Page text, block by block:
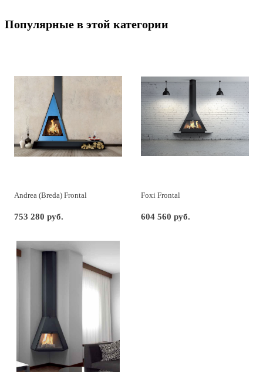
Популярные в этой категории
Andrea (Breda) Frontal
753 280 руб.
Foxi Frontal
604 560 руб.